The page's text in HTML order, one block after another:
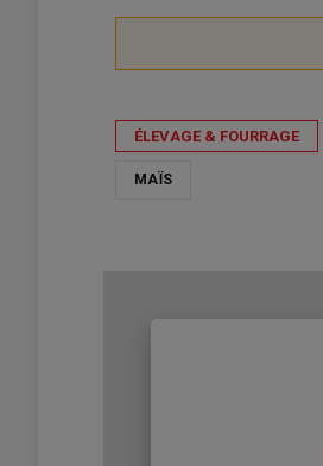
ÉLEVAGE & FOURRAGE
MAÏS